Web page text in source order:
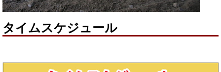
タイムスケジュール